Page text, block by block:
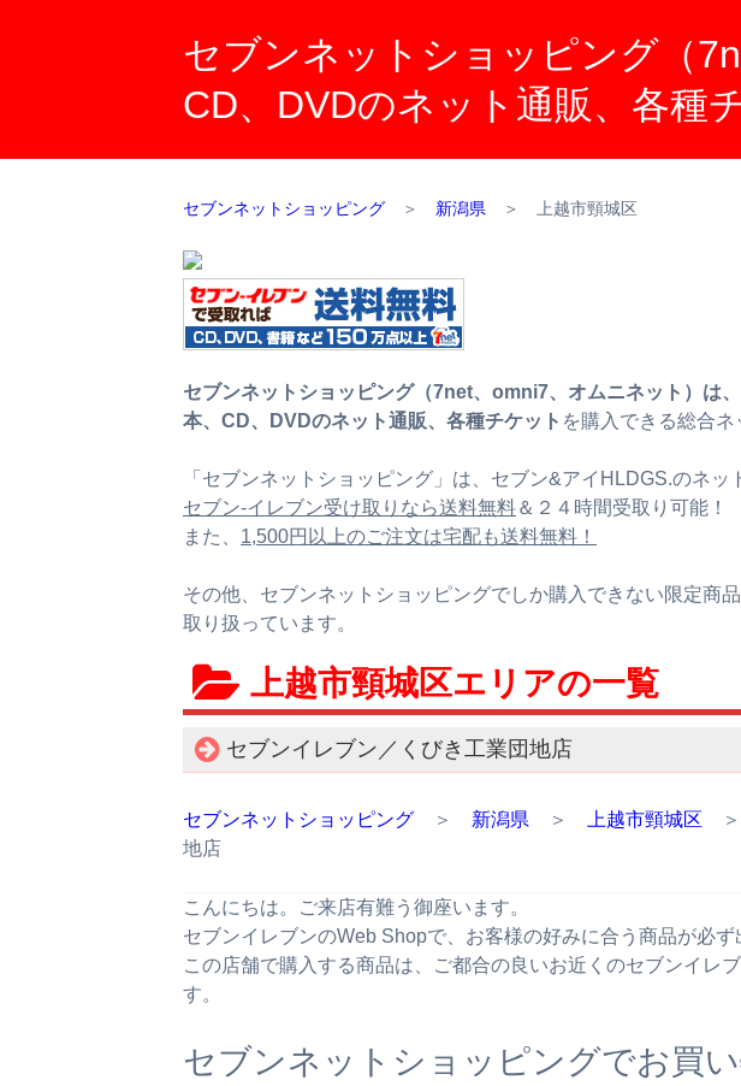
セブンネットショッピング（
CD、DVDのネット通販、各種
セブンネットショッピング ＞ 新潟県 ＞ 上越市頸城区
セブンネットショッピング（7net、omni7、オムニネット）は、
本、CD、DVDのネット通販、各種チケット を購入できる総合ネ
「セブンネットショッピング」は、セブン&アイHLDGS.のネッ
セブン‐イレブン受け取りなら送料無料＆２４時間受取り可能！
また、 1,500円以上のご注文は宅配も送料無料！
その他、セブンネットショッピングでしか購入できない限定商
取り扱っています。
上越市頸城区エリアの一覧
セブンイレブン／くびき工業団地店
セブンネットショッピング ＞ 新潟県 ＞ 上越市頸城区 ＞
地店
こんにちは。ご来店有難う御座います。
セブンイレブンのWeb Shopで、お客様の好みに合う商品が必ず
この店舗で購入する商品は、ご都合の良いお近くのセブンイレ
す。
セブンネットショッピングでお買